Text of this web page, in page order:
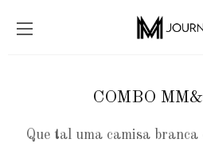
COMBO
Que tal uma camisa branca